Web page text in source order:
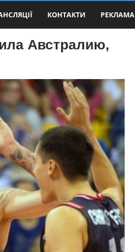
КОНТАКТИ РЕКЛАМА
Австралию,